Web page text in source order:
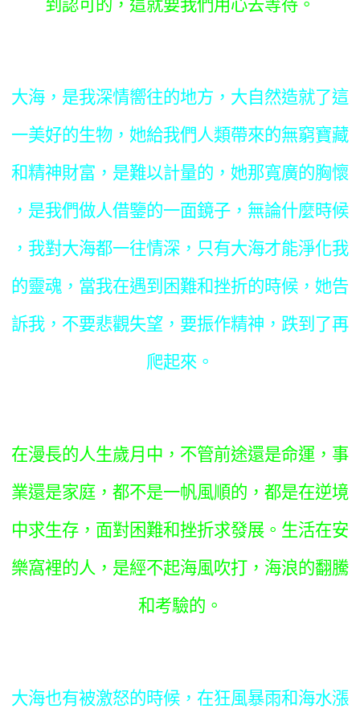
到認可的，這就要我們用心去等待。
大海，是我深情嚮往的地方，大自然造就了這
一美好的生物，她給我們人類帶來的無窮寶藏
和精神財富，是難以計量的，她那寬廣的胸懷
，是我們做人借鑒的一面鏡子，無論什麼時候
，我對大海都一往情深，只有大海才能淨化我
的靈魂，當我在遇到困難和挫折的時候，她告
訴我，不要悲觀失望，要振作精神，跌到了再
爬起來。
在漫長的人生歲月中，不管前途還是命運，事
業還是家庭，都不是一帆風順的，都是在逆境
中求生存，面對困難和挫折求發展。生活在安
樂窩裡的人，是經不起海風吹打，海浪的翻騰
和考驗的。
大海也有被激怒的時候，在狂風暴雨和海水漲